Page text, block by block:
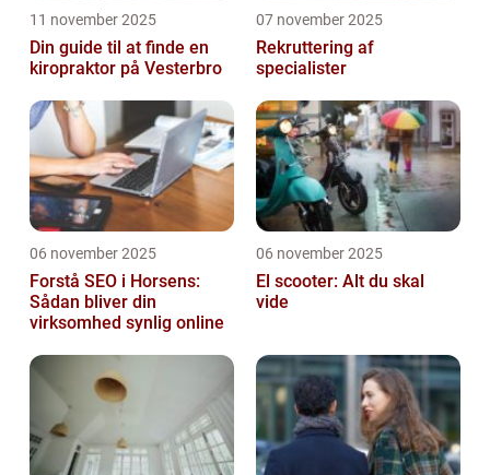
11 november 2025
Din guide til at finde en
kiropraktor på Vesterbro
07 november 2025
Rekruttering af
specialister
06 november 2025
Forstå SEO i Horsens:
Sådan bliver din
virksomhed synlig online
06 november 2025
El scooter: Alt du skal
vide